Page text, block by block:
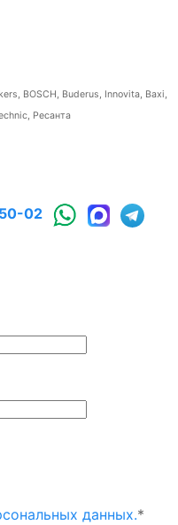
BOSCH, Buderus, Innovita, Baxi,
Ресанта
02
данных.*